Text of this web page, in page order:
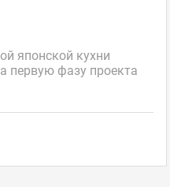
японской кухни
первую фазу проекта